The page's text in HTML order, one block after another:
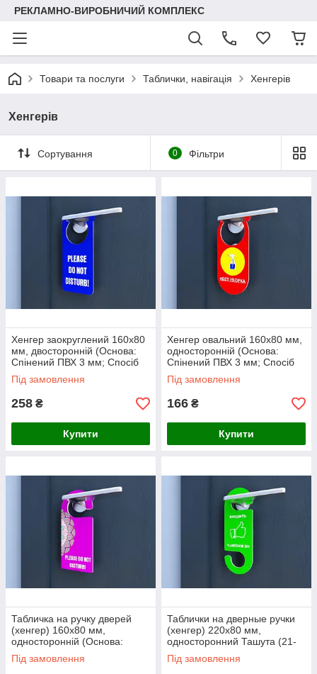
РЕКЛАМНО-ВИРОБНИЧИЙ КОМПЛЕКС
Товари та послуги Таблички, навігація Хенгерів
Хенгерів
Сортування 0 Фільтри
Хенгер заокруглений 160х80
мм, двосторонній (Основа:
Спінений ПВХ 3 мм; Спосіб
нанесення: Аплікація
кольоровими плівками;)
Під замовлення
258 ₴
Купити
Хенгер овальний 160х80 мм,
односторонній (Основа:
Спінений ПВХ 3 мм; Спосіб
нанесення: Аплікація
кольоровими плівками;)
Під замовлення
166 ₴
Купити
Табличка на ручку дверей
(хенгер) 160х80 мм,
односторонній (Основа:
Спінений ПВХ 3 мм; Спосіб
нанесення: Аплікація
Під замовлення
Таблички на дверные ручки
(хенгер) 220х80 мм,
односторонний Ташута (21-
26505-01)
Під замовлення